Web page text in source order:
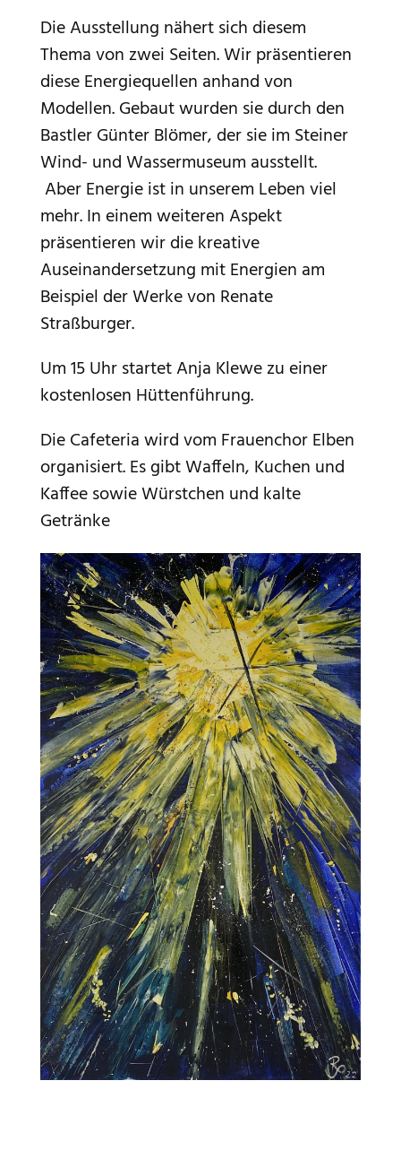
Die Ausstellung nähert sich diesem
Thema von zwei Seiten. Wir präsentieren
diese Energiequellen anhand von
Modellen. Gebaut wurden sie durch den
Bastler Günter Blömer, der sie im Steiner
Wind- und Wassermuseum ausstellt.
Aber Energie ist in unserem Leben viel
mehr. In einem weiteren Aspekt
präsentieren wir die kreative
Auseinandersetzung mit Energien am
Beispiel der Werke von Renate
Straßburger.
Um 15 Uhr startet Anja Klewe zu einer
kostenlosen Hüttenführung.
Die Cafeteria wird vom Frauenchor Elben
organisiert. Es gibt Waffeln, Kuchen und
Kaffee sowie Würstchen und kalte
Getränke